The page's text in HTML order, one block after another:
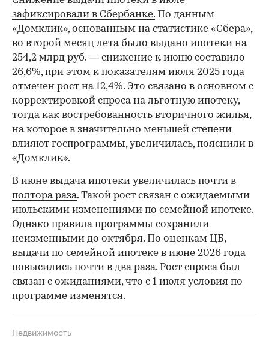
зафиксировали в Сбербанке. По данным
«Домклик», основанным на статистике «Сбера»,
во второй месяц лета было выдано ипотеки на
254,2 млрд руб. — снижение к июню составило
26,6%, при этом к показателям июля 2025 года
отмечен рост на 12,4%. Это связано в основном с
корректировкой спроса на льготную ипотеку,
тогда как востребованность вторичного жилья,
на которое в значительно меньшей степени
влияют госпрограммы, увеличилась, пояснили в
«Домклик».
В июне выдача ипотеки увеличилась почти в
полтора раза. Такой рост связан с ожидаемыми
июльскими изменениями по семейной ипотеке.
Однако правила программы сохранили
неизменными до октября. По оценкам ЦБ,
выдачи по семейной ипотеке в июне 2026 года
повысились почти в два раза. Рост спроса был
связан с ожиданиями, что с 1 июля условия по
программе изменятся.
Недвижимость